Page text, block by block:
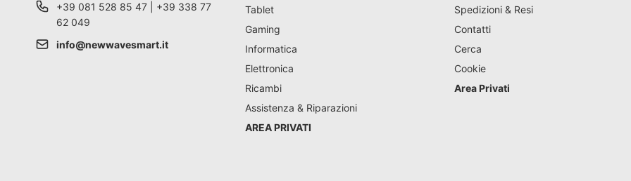
+39 081 528 85 47 | +39 338 77
62 049
info@newwavesmart.it
Tablet
Gaming
Informatica
Elettronica
Ricambi
Assistenza & Riparazioni
AREA PRIVATI
Spedizioni & Resi
Contatti
Cerca
Cookie
Area Privati